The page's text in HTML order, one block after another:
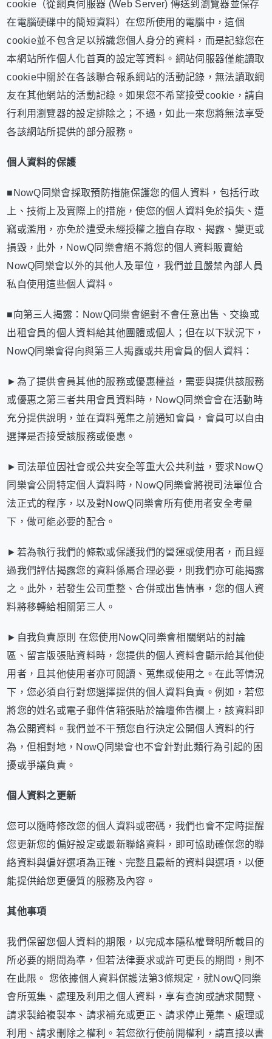
cookie（從網頁伺服器 (Web Server) 傳送到瀏覽器並保存
在電腦硬碟中的簡短資料）在您所使用的電腦中，這個
cookie並不包含足以辨識您個人身分的資料，而是記錄您在
本網站所作個人化首頁的設定等資料。網站伺服器僅能讀取
cookie中關於在各該聯合報系網站的活動記錄，無法讀取網
友在其他網站的活動記錄。如果您不希望接受cookie，請自
行利用瀏覽器的設定排除之；不過，如此一來您將無法享受
各該網站所提供的部分服務。
個人資料的保護
■NowQ同樂會採取預防措施保護您的個人資料，包括行政
上、技術上及實際上的措施，使您的個人資料免於損失、遭
竊或濫用，亦免於遭受未經授權之擅自存取、揭露、變更或
損毀，此外，NowQ同樂會絕不將您的個人資料販賣給
NowQ同樂會以外的其他人及單位，我們並且嚴禁內部人員
私自使用這些個人資料。
■向第三人揭露：NowQ同樂會絕對不會任意出售、交換或
出租會員的個人資料給其他團體或個人；但在以下狀況下，
NowQ同樂會得向與第三人揭露或共用會員的個人資料：
►為了提供會員其他的服務或優惠權益，需要與提供該服務
或優惠之第三者共用會員資料時，NowQ同樂會會在活動時
充分提供說明，並在資料蒐集之前通知會員，會員可以自由
選擇是否接受該服務或優惠。
►司法單位因社會或公共安全等重大公共利益，要求NowQ
同樂會公開特定個人資料時，NowQ同樂會將視司法單位合
法正式的程序，以及對NowQ同樂會所有使用者安全考量
下，做可能必要的配合。
►若為執行我們的條款或保護我們的營運或使用者，而且經
過我們評估揭露您的資料係屬合理必要，則我們亦可能揭露
之。此外，若發生公司重整、合併或出售情事，您的個人資
料將移轉給相關第三人。
►自我負責原則 在您使用NowQ同樂會相關網站的討論
區、留言版張貼資料時，您提供的個人資料會顯示給其他使
用者，且其他使用者亦可閱讀、蒐集或使用之。在此等情況
下，您必須自行對您選擇提供的個人資料負責。例如，若您
將您的姓名或電子郵件信箱張貼於論壇佈告欄上，該資料即
為公開資料。我們並不干預您自行決定公開個人資料的行
為，但相對地，NowQ同樂會也不會針對此類行為引起的困
擾或爭議負責。
個人資料之更新
您可以隨時修改您的個人資料或密碼，我們也會不定時提醒
您更新您的偏好設定或最新聯絡資料，即可協助確保您的聯
絡資料與偏好選項為正確、完整且最新的資料與選項，以便
能提供給您更優質的服務及內容。
其他事項
我們保留您個人資料的期限，以完成本隱私權聲明所載目的
所必要的期間為準，但若法律要求或許可更長的期間，則不
在此限。 您依據個人資料保護法第3條規定，就NowQ同樂
會所蒐集、處理及利用之個人資料，享有查詢或請求閱覽、
請求製給複製本、請求補充或更正、請求停止蒐集、處理或
利用、請求刪除之權利。若您欲行使前開權利，請直接以書